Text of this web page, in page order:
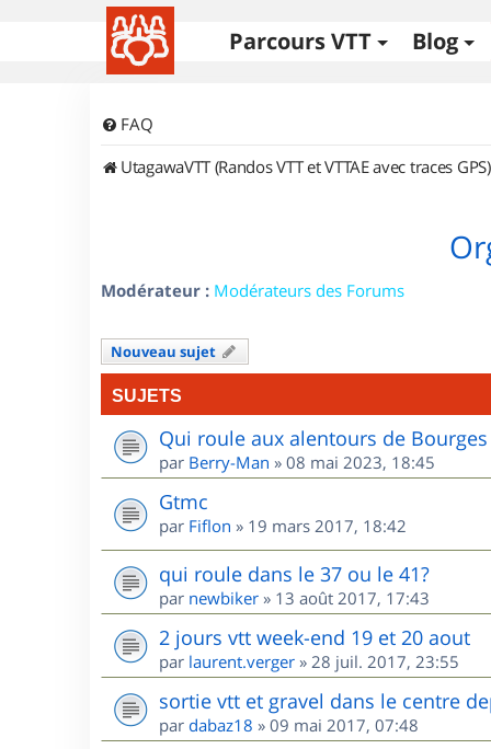
Parcours VTT Blog
FAQ
UtagawaVTT (Randos VTT et VTTAE avec traces GPS)
Modérateur : Modérateurs des Forums
Nouveau sujet
SUJETS
Qui roule aux alentours de Bourges
par Berry-Man » 08 mai 2023, 18:45
Gtmc
par Fiflon » 19 mars 2017, 18:42
qui roule dans le 37 ou le 41?
par newbiker » 13 août 2017, 17:43
2 jours vtt week-end 19 et 20 aout
par laurent.verger » 28 juil. 2017, 23:55
sortie vtt et gravel dans le centre
par dabaz18 » 09 mai 2017, 07:48